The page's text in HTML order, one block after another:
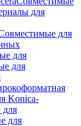
для
для
для
для
Konica-
для